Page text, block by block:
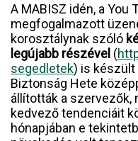
A MABISZ idén, a You
megfogalmazott
korosztálynak szóló
legújabb részével (
segedletek) is készült
Biztonság Hete
állították a szervezők,
kedvező tendenciáit
hónapjában e